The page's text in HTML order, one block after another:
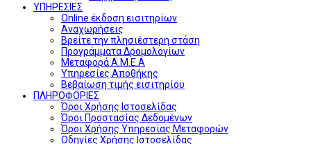
ΥΠΗΡΕΣΙΕΣ
Online έκδοση εισιτηρίων
Αναχωρήσεις
Βρείτε την πλησιέστερη στάση
Προγράμματα Δρομολογίων
Μεταφορά Α.Μ.Ε.Α
Υπηρεσίες Αποθήκης
Βεβαίωση τιμής εισιτηρίου
ΠΛΗΡΟΦΟΡΙΕΣ
Όροι Χρήσης Ιστοσελίδας
Όροι Προστασίας Δεδομένων
Όροι Χρήσης Υπηρεσίας Μεταφορών
Οδηγίες Χρήσης Ιστοσελίδας